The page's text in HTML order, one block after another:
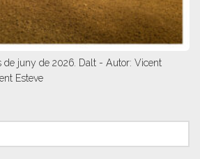
de juny de 2026. Dalt - Autor: Vicent
Esteve